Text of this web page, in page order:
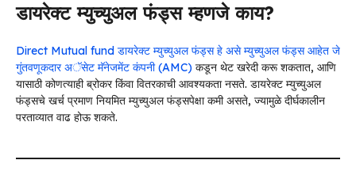
डायरेक्ट म्युच्युअल फंड्स म्हणजे काय?
Direct Mutual fund डायरेक्ट म्युच्युअल फंड्स हे असे म्युच्युअल फंड्स आहेत जे
गुंतवणूकदार अॅसेट मॅनेजमेंट कंपनी (AMC) कडून थेट खरेदी करू शकतात, आणि
यासाठी कोणत्याही ब्रोकर किंवा वितरकाची आवश्यकता नसते. डायरेक्ट म्युच्युअल
फंड्सचे खर्च प्रमाण नियमित म्युच्युअल फंड्सपेक्षा कमी असते, ज्यामुळे दीर्घकालीन
परताव्यात वाढ होऊ शकते.